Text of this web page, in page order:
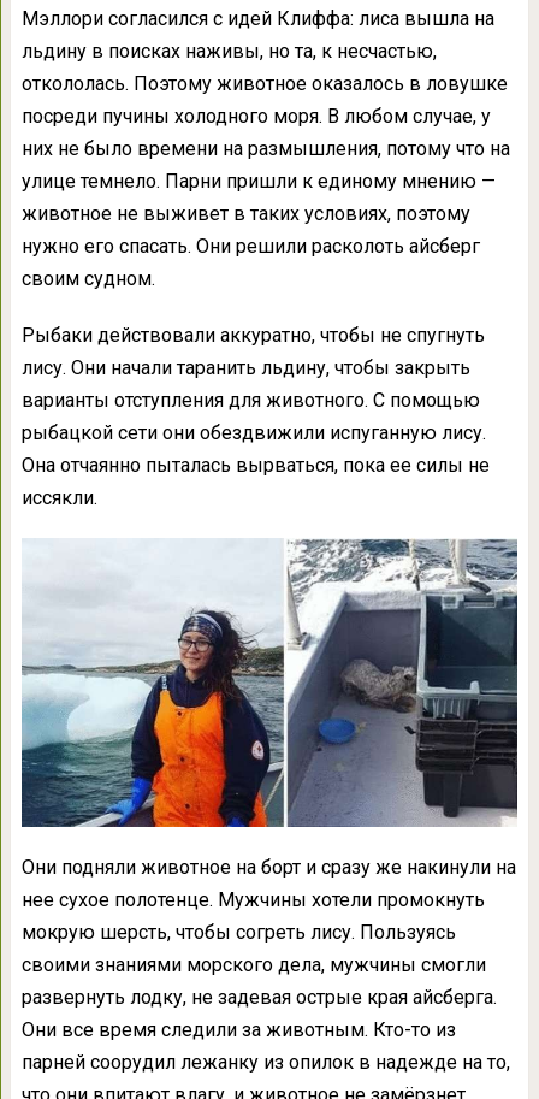
Мэллори согласился с идей Клиффа: лиса вышла на
льдину в поисках наживы, но та, к несчастью,
откололась. Поэтому животное оказалось в ловушке
посреди пучины холодного моря. В любом случае, у
них не было времени на размышления, потому что на
улице темнело. Парни пришли к единому мнению —
животное не выживет в таких условиях, поэтому
нужно его спасать. Они решили расколоть айсберг
своим судном.
Рыбаки действовали аккуратно, чтобы не спугнуть
лису. Они начали таранить льдину, чтобы закрыть
варианты отступления для животного. С помощью
рыбацкой сети они обездвижили испуганную лису.
Она отчаянно пыталась вырваться, пока ее силы не
иссякли.
Они подняли животное на борт и сразу же накинули на
нее сухое полотенце. Мужчины хотели промокнуть
мокрую шерсть, чтобы согреть лису. Пользуясь
своими знаниями морского дела, мужчины смогли
развернуть лодку, не задевая острые края айсберга.
Они все время следили за животным. Кто-то из
парней соорудил лежанку из опилок в надежде на то,
что они впитают влагу, и животное не замёрзнет.